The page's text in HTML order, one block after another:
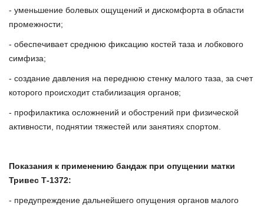
- уменьшение болевых ощущений и дискомфорта в области
промежности;
- обеспечивает среднюю фиксацию костей таза и лобкового
симфиза;
- создание давления на переднюю стенку малого таза, за счет
которого происходит стабилизация органов;
- профилактика осложнений и обострений при физической
активности, поднятии тяжестей или занятиях спортом.
Показания к применению бандаж при опущении матки
Тривес Т-1372:
- предупреждение дальнейшего опущения органов малого